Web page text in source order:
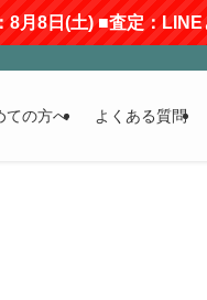
土) ■査定：LINEとメ
ての方へ よくある質問